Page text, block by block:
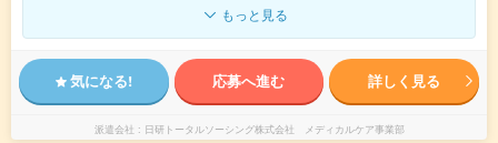
もっと見る
気になる! 応募へ進む 詳しく見る
派遣会社 日研トータルソーシング株式会社 メディカルケア事業部